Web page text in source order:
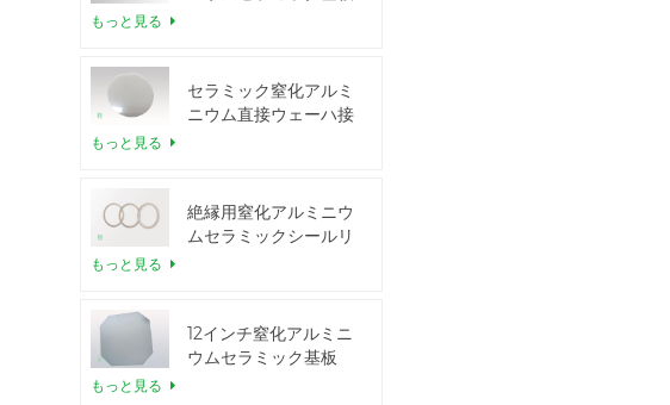
もっと見る
セラミック窒化アルミ
ニウム直接ウェーハ接
もっと見る
絶縁用窒化アルミニウ
ムセラミックシールリ
もっと見る
12インチ窒化アルミニ
ウムセラミック基板
もっと見る